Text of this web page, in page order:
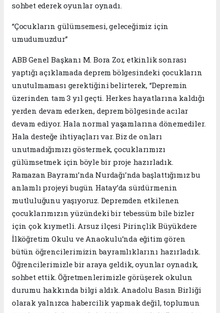
sohbet ederek oyunlar oynadı.
“Çocukların gülümsemesi, geleceğimiz için
umudumuzdur”
ABB Genel Başkanı M. Bora Zor, etkinlik sonrası
yaptığı açıklamada deprem bölgesindeki çocukların
unutulmaması gerektiğini belirterek, “Depremin
üzerinden tam 3 yıl geçti. Herkes hayatlarına kaldığı
yerden devam ederken, deprem bölgesinde acılar
devam ediyor. Hala normal yaşamlarına dönemediler.
Hala desteğe ihtiyaçları var. Biz de onları
unutmadığımızı göstermek, çocuklarımızı
gülümsetmek için böyle bir proje hazırladık.
Ramazan Bayramı’nda Nurdağı’nda başlattığımız bu
anlamlı projeyi bugün Hatay’da sürdürmenin
mutluluğunu yaşıyoruz. Depremden etkilenen
çocuklarımızın yüzündeki bir tebessüm bile bizler
için çok kıymetli. Arsuz ilçesi Pirinçlik Büyükdere
İlköğretim Okulu ve Anaokulu’nda eğitim gören
bütün öğrencilerimizin bayramlıklarını hazırladık.
Öğrencilerimizle bir araya geldik, oyunlar oynadık,
sohbet ettik. Öğretmenlerimizle görüşerek okulun
durumu hakkında bilgi aldık. Anadolu Basın Birliği
olarak yalnızca habercilik yapmak değil, toplumun